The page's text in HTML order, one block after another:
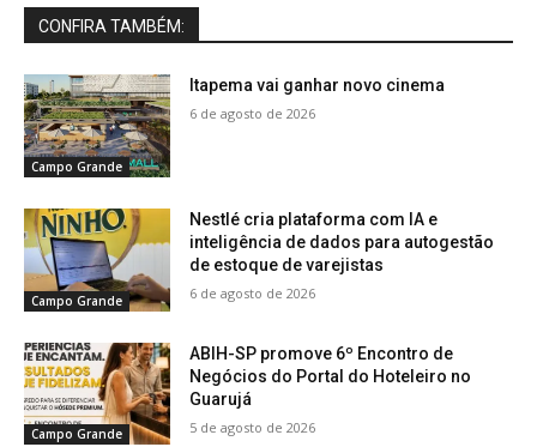
CONFIRA TAMBÉM:
Campo Grande
Itapema vai ganhar novo cinema
6 de agosto de 2026
Campo Grande
Nestlé cria plataforma com IA e
inteligência de dados para autogestão
de estoque de varejistas
6 de agosto de 2026
Campo Grande
ABIH-SP promove 6º Encontro de
Negócios do Portal do Hoteleiro no
Guarujá
5 de agosto de 2026